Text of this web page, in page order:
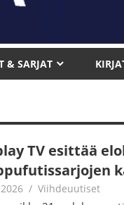
& SARJAT
TV esittää
Juha Kaunisto
Viihdeuutiset